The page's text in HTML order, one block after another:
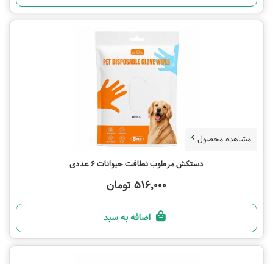
مشاهده محصول
دستکش مرطوب نظافت حیوانات 6 عددی
516,000 تومان
اضافه به سبد